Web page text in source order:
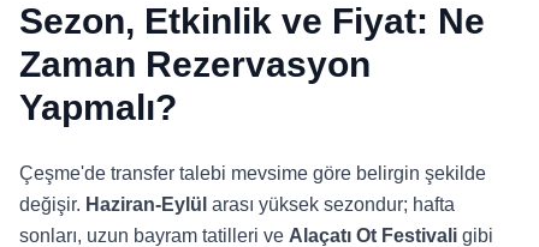
Sezon, Etkinlik ve Fiyat: Ne
Zaman Rezervasyon
Yapmalı?
Çeşme'de transfer talebi mevsime göre belirgin şekilde
değişir. Haziran-Eylül arası yüksek sezondur; hafta
sonları, uzun bayram tatilleri ve Alaçatı Ot Festivali gibi